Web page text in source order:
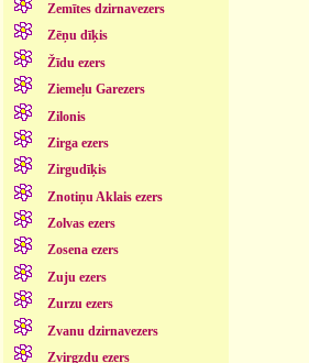
Zemītes dzirnavezers
Zēņu dīķis
Žīdu ezers
Ziemeļu Garezers
Zilonis
Zirga ezers
Zirgudīķis
Znotiņu Aklais ezers
Zolvas ezers
Zosena ezers
Zuju ezers
Zurzu ezers
Zvanu dzirnavezers
Zvirgzdu ezers